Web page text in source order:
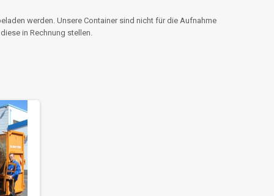
werden. Unsere Container sind nicht für die Aufnahme
in Rechnung stellen.